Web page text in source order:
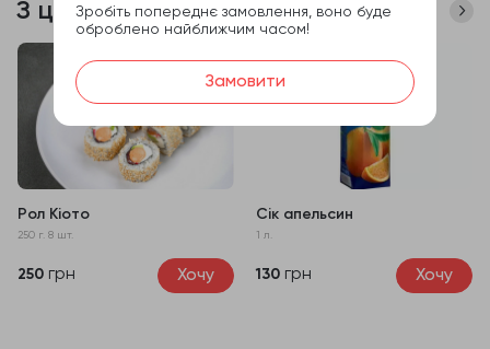
З цим часто купують
Рол Кіото
250 г. 8 шт.
250 грн Хочу
Сік апельсин
1 л.
130 грн Хочу
Зробіть попереднє замовлення, воно буде
оброблено найближчим часом!
Замовити